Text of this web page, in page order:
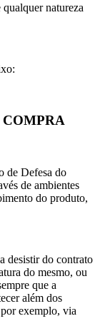
natureza
COMPRA
de Defesa do
de ambientes
do produto,
desistir do contrato
do mesmo, ou
que a
além dos
exemplo, via